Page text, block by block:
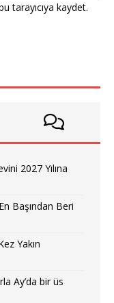
tarayıcıya kaydet.
2027 Yılına
Başından Beri
Yakın
Ay’da bir üs